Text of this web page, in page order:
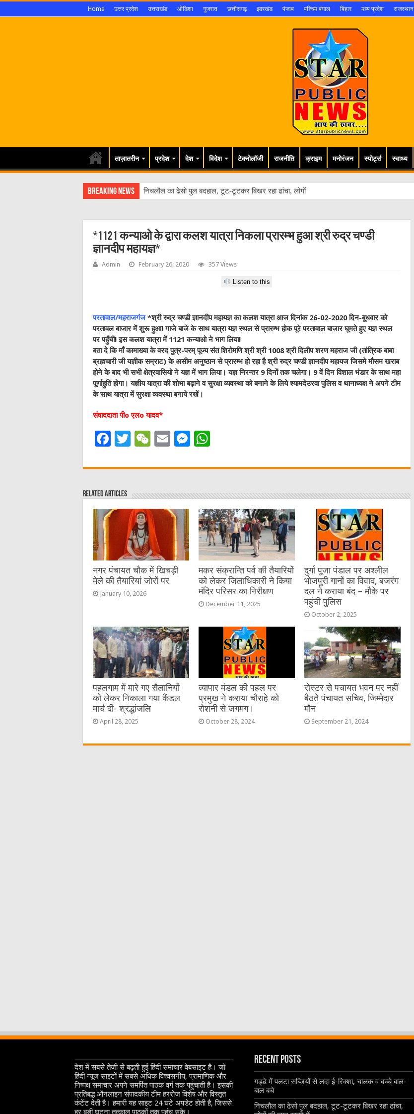
Home उत्तर प्रदेश उत्तराखंड ओडिशा गुजरात छत्तीसगढ़ झारखंड पंजाब पश्चिम बंगाल बिहार मध्य प्रदेश राजस्थान
ताज़ातरीन प्रदेश देश विदेश टेक्नोलॉजी राजनीति क्राइम मनोरंजन स्पोर्ट्स स्वाथ्य
Breaking News निचलौल का ढेसो पुल बदहाल, टूट-टूटकर बिखर रहा ढांचा, लोगों की जान खतरे में
*1121 कन्याओ के द्वारा कलश यात्रा निकला प्रारम्भ हुआ श्री रुद्र चण्डी
ज्ञानदीप महायज्ञ*
Admin February 26, 2020 357 Views
Listen to this
परतावाल/महराजगंज*श्री रुद्र चण्डी ज्ञानदीप महायज्ञ का कलश यात्रा आज दिनांक 26-02-2020 दिन-बुधवार को
परतावल बाजार में शुरू हुआ! गाजे बाजे के साथ यात्रा यज्ञ स्थल से प्रारम्भ होक पूरे परतावाल बाजार घूमते हुए यज्ञ स्थल
पर पहुँची! इस कलश यात्रा में 1121 कन्याओ ने भाग लिया!
बता दे कि माँ कामाख्या के वरद पुत्र-परम् पूज्य संत शिरोमणि श्री श्री 1008 श्री दिलीप शरण महराज जी (तांत्रिक बाबा
ब्रह्मचारी जी यज्ञीक सम्राट) के असीम अनुष्ठान से प्रारम्भ हो रहा है श्री रुद्र चण्डी ज्ञानदीप महायज जिसमे मौसम खराब
होने के बाद भी सभी क्षेत्रवासियो ने यज्ञ में भाग लिया। यज्ञ निरन्तर 9 दिनों तक चलेगा। 9 वें दिन विशाल भंडार के साथ महा
पूर्णाहुति होगा। यज्ञीय यात्रा की शोभा बढ़ाने व सुरक्षा व्यवस्था को बनाने के लिये श्यामदेउरवा पुलिस व थानाध्यक्ष ने अपने टीम
के साथ यात्रा में सुरक्षा व्यवस्था बनाये रखें।
संवाददाता पीo एलo यादव*
F
c
e
b
o
T
it
r
W
C
at
E
ai
M
ss
n
g
er
at
A
p
p
Related Articles
नगर पंचायत चौक में खिचड़ी
मेले की तैयारियां जोरों पर
January 10, 2026
मकर संक्रान्ति पर्व की तैयारियों
को लेकर जिलाधिकारी ने किया
मंदिर परिसर का निरीक्षण
December 11, 2025
दुर्गा पूजा पंडाल पर अश्लील
भोजपुरी गानों का विवाद, बजरंग
दल ने कराया बंद – मौके पर
पहुंची पुलिस
October 2, 2025
पहलगाम में मारे गए सैलानियों
को लेकर निकाला गया कैंडल
मार्च दी- श्रद्धांजलि
April 28, 2025
व्यापार मंडल की पहल पर
प्रमुख ने कराया चौराहे को
रोशनी से जगमग।
October 28, 2024
रोस्टर से पचायत भवन पर नहीं
बैठते पंचायत सचिव, जिम्मेदार
मौन
September 21, 2024
देश में सबसे तेजी से बढ़ती हुई हिंदी समाचार वेबसाइट है। जो
हिंदी न्यूज साइटों में सबसे अधिक विश्वसनीय, प्रामाणिक और
निष्पक्ष समाचार अपने समर्पित पाठक वर्ग तक पहुंचाती है। इसकी
प्रतिबद्ध ऑनलाइन संपादकीय टीम हररोज विशेष और विस्तृत
कंटेंट देती है। हमारी यह साइट 24 घंटे अपडेट होती है, जिससे
हर बड़ी घटना तत्काल पाठकों तक पहुंच सके।
Recent Posts
गड्ढे में पलटा सब्जियों से लदा ई-रिक्शा, चालक व बच्चे बाल-
बाल बचे
निचलौल का ढेसो पुल बदहाल, टूट-टूटकर बिखर रहा ढांचा,